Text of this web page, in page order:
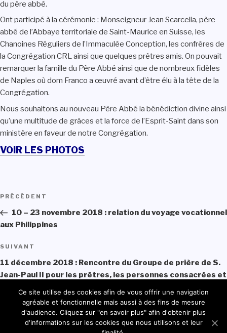
du père abbé.
Ont participé à la cérémonie : Monseigneur Jean Scarcella, père
abbé de l’Abbaye territoriale de Saint-Maurice en Suisse, les
Chanoines Réguliers de l’Immaculée Conception, les confrères de
la Congrégation CRL ainsi que quelques prêtres amis. On pouvait
remarquer la famille du Père Abbé ainsi que de nombreux fidèles
de Naples où dom Franco a œuvré avant d’être élu à la tête de la
Congrégation.
Nous souhaitons au nouveau Père Abbé la bénédiction divine ainsi
qu’une multitude de grâces et la force de l’Esprit-Saint dans son
ministère en faveur de notre Congrégation.
VOIR LES PHOTOS
Navigation
l’article
Article
précédent
PRÉCÉDENT
10 – 23 novembre 2018 : relation du voyage vocationnel
aux Philippines
Article
suivant
SUIVANT
11 décembre 2018 : Rencontre du Groupe de prière de S.
Jean-Paul II pour les prêtres, les personnes consacrées et
© 2021 - Ordre des Chanoines Réguliers du Très Saint-Sauveur du
Ce site utilise des cookies afin de vous offrir une navigation
agréable et fonctionnelle mais aussi à des fins de mesure
d'audience. Cliquez sur "en savoir plus" afin d'obtenir plus
d'informations sur les cookies que nous utilisons et leur